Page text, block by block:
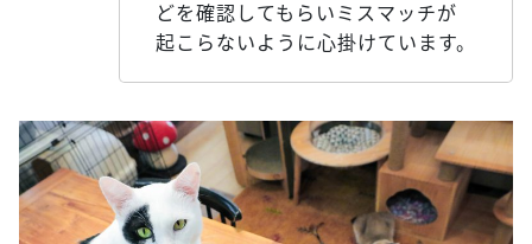
どを確認してもらいミスマッチが
起こらないように心掛けています。